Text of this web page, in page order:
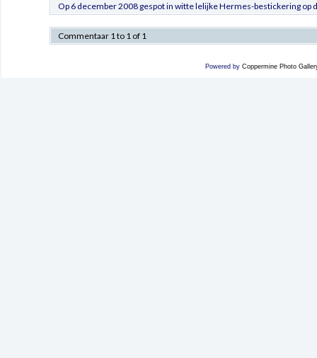
Op 6 december 2008 gespot in witte lelijke Hermes-bestickering op
Commentaar 1 to 1 of 1
Powered by Coppermine Photo